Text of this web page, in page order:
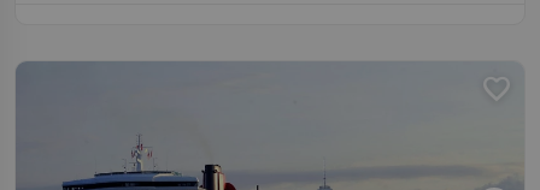
favorite